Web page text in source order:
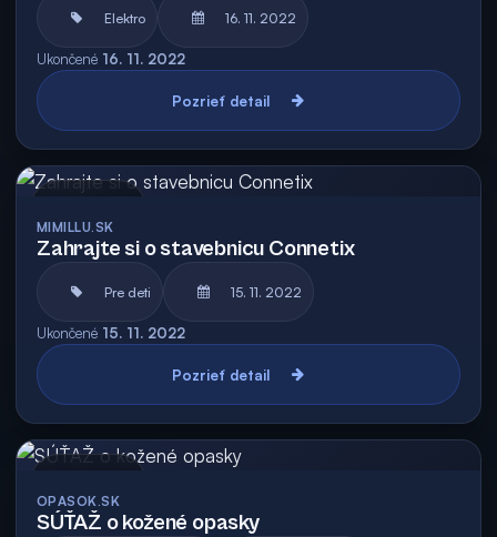
Elektro 16. 11. 2022
Ukončené 16. 11. 2022
Pozrieť detail
MIMILLU.SK
Zahrajte si o stavebnicu Connetix
Pre deti 15. 11. 2022
Ukončené 15. 11. 2022
Pozrieť detail
OPASOK.SK
SÚŤAŽ o kožené opasky